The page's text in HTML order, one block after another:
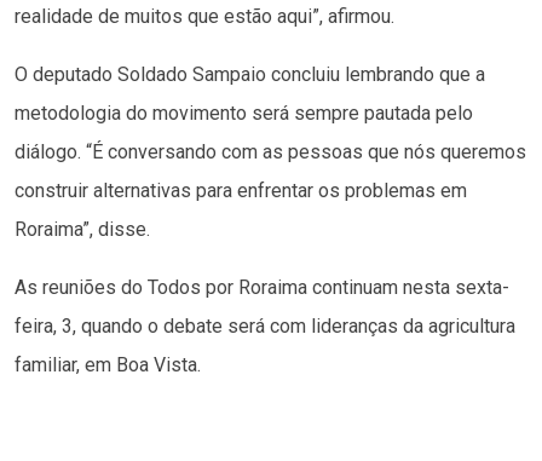
realidade de muitos que estão aqui”, afirmou.
O deputado Soldado Sampaio concluiu lembrando que a
metodologia do movimento será sempre pautada pelo
diálogo. “É conversando com as pessoas que nós queremos
construir alternativas para enfrentar os problemas em
Roraima”, disse.
As reuniões do Todos por Roraima continuam nesta sexta-
feira, 3, quando o debate será com lideranças da agricultura
familiar, em Boa Vista.